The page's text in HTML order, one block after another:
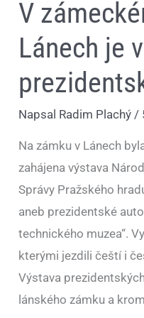
V
Lánech je
Napsal Radim Plachý/
Na zámku v Lánech
zahájena výstava
Správy Pražského
aneb prezidentské
technického muzea“.
kterými jezdili čeští i
Výstava
lánského zámku a